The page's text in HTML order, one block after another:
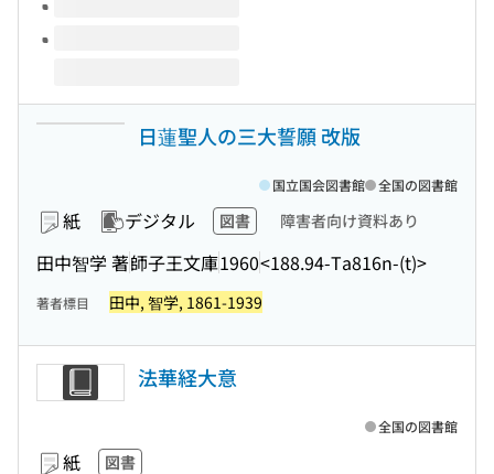
日蓮聖人の三大誓願 改版
紙 デジタル 図書 障害者向け資料あり
田中智学 著師子王文庫1960<188.94-Ta816n-(t)>
国立国会図書館 全国の図書館
著者標目 田中, 智学, 1861-1939
法華経大意
紙 図書
全国の図書館